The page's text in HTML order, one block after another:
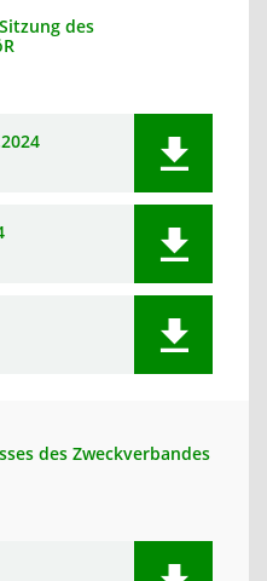
des
des Zweckverbandes